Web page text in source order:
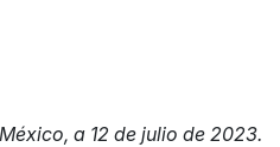
a 12 de julio de 2023.